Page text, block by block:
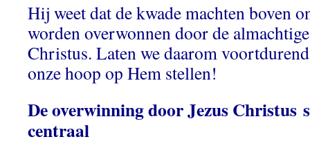
Hij weet dat de kwade machten boven
worden overwonnen door de
Christus. Laten we daarom
onze hoop op Hem stellen!
De overwinning door Jezus Christus
centraal